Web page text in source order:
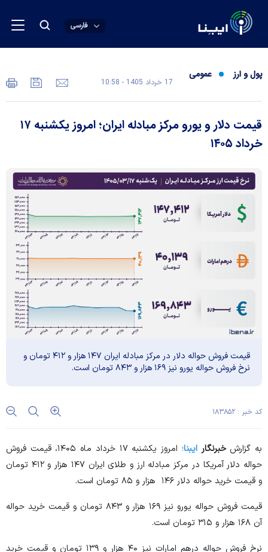
فارسی
پول و ارز عمومی
17 خرداد 1405 - 10:58
قیمت دلار و یورو مرکز مبادله ایران؛ امروز یکشنبه ۱۷
خرداد ۱۴۰۵
قیمت فروش حواله دلار در مرکز مبادله ایران ۱۴۷ هزار و ۴۱۲ تومان و
نرخ فروش حواله یورو نیز ۱۶۹ هزار و ۸۴۳ تومان است.
کد خبر : ۱۸۳۸۵۲
به گزارشخبرنگارایبنا
؛ امروز یکشنبه ۱۷ خرداد ماه ۱۴۰۵، قیمت فروش
حواله دلار آمریکا در مرکز مبادله ارز و طلای ایران ۱۴۷ هزار و ۴۱۲ تومان
و قیمت خرید حواله دلار ۱۴۶ هزار و ۸۵ تومان است.
قیمت فروش حواله یورو نیز ۱۶۹ هزار و ۸۴۳ تومان و قیمت خرید حواله
آن ۱۶۸ هزار و ۳۱۵ تومان است.
نرخ فروش حواله درهم امارات نیز ۴۰ هزار و ۱۳۹ تومان و قیمت خرید